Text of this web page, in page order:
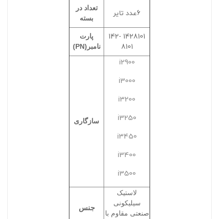
6عدد تایر
تعداد در
بسته
1428101 142-
8101
پارت
نامبر(PN)
i2900
i3000
i3200
i3250
i3450
i3400
i3500
سازگاری
لاستیک
سیلیکونی
صنعتی مقاوم با
جنس